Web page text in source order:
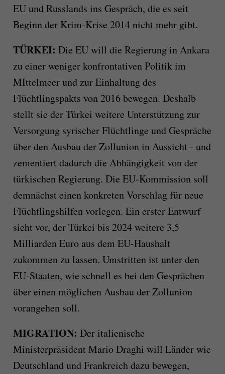
EU und Russlands ins Gespräch, die es seit
Beginn der Krim-Krise 2014 nicht mehr gibt.
TÜRKEI: Die EU will die Regierung in Ankara
zu einer weniger konfrontativen Politik im
MIttelmeer und zur Einhaltung des
Flüchtlingspakts von 2016 bewegen. Deshalb
stellt sie der Türkei weitere Unterstützung zur
Versorgung syrischer Flüchtlinge und Gespräche
über den Ausbau der Zollunion in Aussicht - und
zementiert dadurch die Abhängigkeit von der
türkischen Regierung. Die EU-Kommission soll
demnächst einen konkreten Vorschlag für neue
Flüchtlingshilfen vorlegen. Ein erster Entwurf
sieht vor, der Türkei bis 2024 weitere 3,5
Milliarden Euro aus dem EU-Haushalt
zukommen zu lassen. Umstritten ist unter den
EU-Staaten, wie schnell es bei den Gesprächen
über einen möglichen Ausbau der Zollunion
vorangehen soll.
MIGRATION: Der italienische
Ministerpräsident Mario Draghi will Länder wie
Deutschland und Frankreich dazu bewegen,